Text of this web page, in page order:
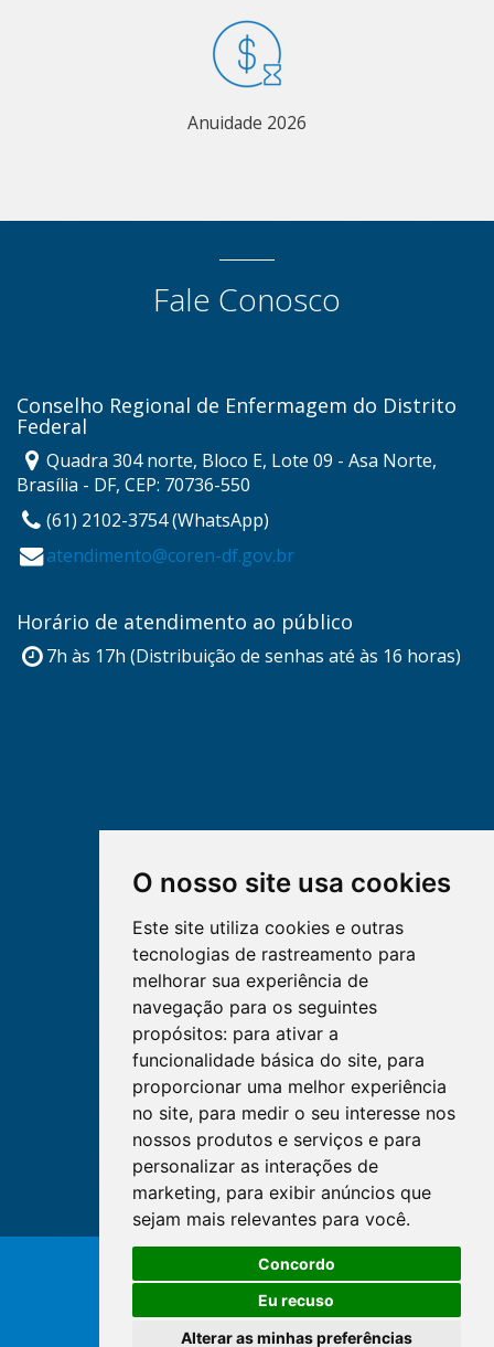
O nosso site usa cookies
Este site utiliza cookies e outras
tecnologias de rastreamento para
melhorar sua experiência de
navegação para os seguintes
propósitos: para ativar a
funcionalidade básica do site, para
proporcionar uma melhor experiência
no site, para medir o seu interesse nos
nossos produtos e serviços e para
personalizar as interações de
marketing, para exibir anúncios que
sejam mais relevantes para você.
Concordo
Eu recuso
Alterar as minhas preferências
Anuidade 2026
Fale Conosco
Conselho Regional de Enfermagem do Distrito
Federal
Quadra 304 norte, Bloco E, Lote 09 - Asa Norte,
Brasília - DF, CEP: 70736-550
(61) 2102-3754 (WhatsApp)
atendimento@coren-df.gov.br
Horário de atendimento ao público
7h às 17h (Distribuição de senhas até às 16 horas)
© Copyright 2026 - Cofen/CORENs
O WhatsApp é o principal canal
de atendimento do Coren-DF.